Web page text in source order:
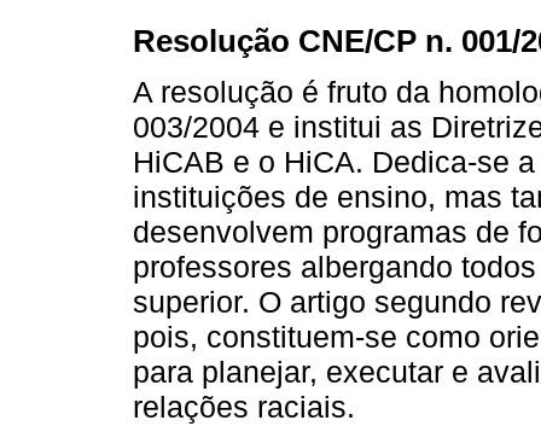
Resolução CNE/CP n. 001/
A resolução é fruto da
003/2004 e institui as
HiCAB e o HiCA. Dedica-se
instituições de ensino, mas
desenvolvem programas de
professores albergando
superior. O artigo segundo
pois, constituem-se como
para planejar, executar e
relações raciais.